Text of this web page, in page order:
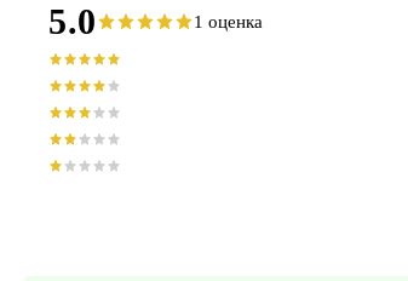
5.0 1 оценка